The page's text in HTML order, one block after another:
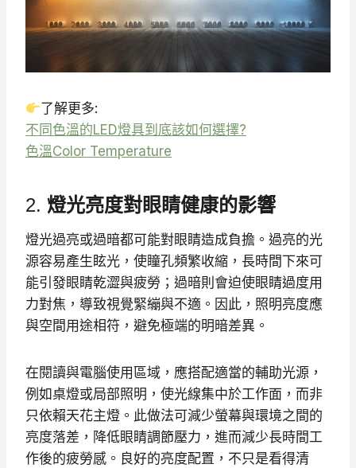
了解更多:
不同色溫的LED燈具到底該如何選擇?
色溫Color Temperature
2. 燈光亮度對眼睛健康的影響
燈光過亮或過暗都可能對眼睛造成負擔。過亮的光
源容易產生眩光，使瞳孔頻繁收縮，長時間下來可
能引發眼睛乾澀與疲勞；過暗則會迫使眼睛過度用
力對焦，導致視覺緊繃與不適。因此，照明亮度應
與空間用途相符，避免極端的明暗差異。
在閱讀與電腦使用區域，應搭配適當的輔助光源，
例如桌燈或局部照明，使光線集中於工作面，而非
只依賴天花主燈。此做法可減少螢幕與環境之間的
亮度落差，降低眼睛調節壓力，進而減少長時間工
作後的疲勞感。良好的亮度配置，不只是看得清